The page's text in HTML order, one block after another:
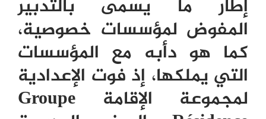
إطار ما يسمى بالتدبير
المفوض لمؤسسات خصوصية،
كما هو دأبه مع المؤسسات
التي يملكها، إذ فوت الإعدادية
لمجموعة الإقامة Groupe